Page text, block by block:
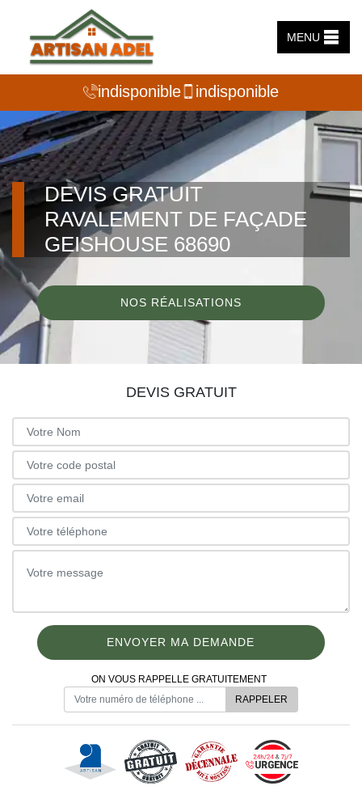
MENU
indisponible indisponible
DEVIS GRATUIT
RAVALEMENT DE FAÇADE
GEISHOUSE 68690
NOS RÉALISATIONS
DEVIS GRATUIT
ON VOUS RAPPELLE GRATUITEMENT